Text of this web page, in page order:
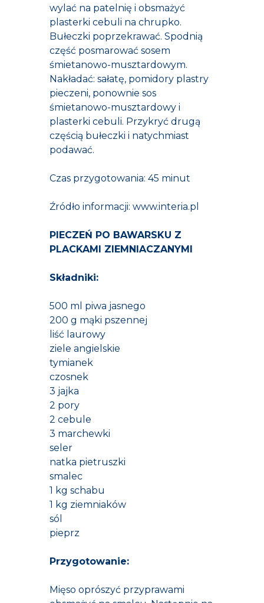
wylać na patelnię i obsmażyć
plasterki cebuli na chrupko.
Bułeczki poprzekrawać. Spodnią
część posmarować sosem
śmietanowo-musztardowym.
Nakładać: sałatę, pomidory plastry
pieczeni, ponownie sos
śmietanowo-musztardowy i
plasterki cebuli. Przykryć drugą
częścią bułeczki i natychmiast
podawać.
Czas przygotowania: 45 minut
Źródło informacji: www.interia.pl
PIECZEŃ PO BAWARSKU Z
PLACKAMI ZIEMNIACZANYMI
Składniki:
500 ml piwa jasnego
200 g mąki pszennej
liść laurowy
ziele angielskie
tymianek
czosnek
3 jajka
2 pory
2 cebule
3 marchewki
seler
natka pietruszki
smalec
1 kg schabu
1 kg ziemniaków
sól
pieprz
Przygotowanie:
Mięso oprószyć przyprawami